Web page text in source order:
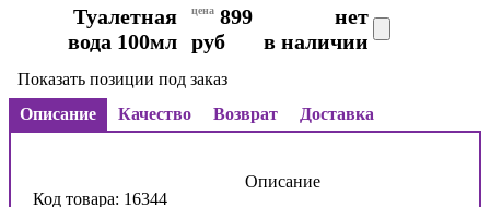
Туалетная
вода 100мл
цена 899
руб
нет
в наличии
Показать позиции под заказ
Описание
Качество Возврат Доставка
Код товара: 16344
Описание